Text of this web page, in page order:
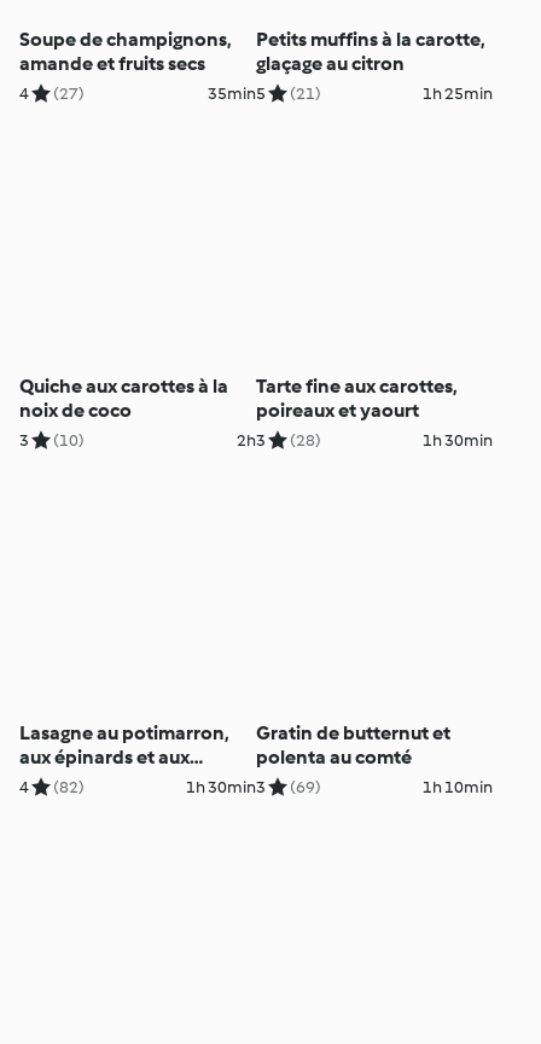
Soupe de champignons,
amande et fruits secs
4 (27) 35min
Petits muffins à la carotte,
glaçage au citron
5 (21) 1h 25min
Quiche aux carottes à la
noix de coco
3 (10) 2h
Tarte fine aux carottes,
poireaux et yaourt
3 (28) 1h 30min
Lasagne au potimarron,
aux épinards et aux
champignons
4 (82) 1h 30min
Gratin de butternut et
polenta au comté
3 (69) 1h 10min